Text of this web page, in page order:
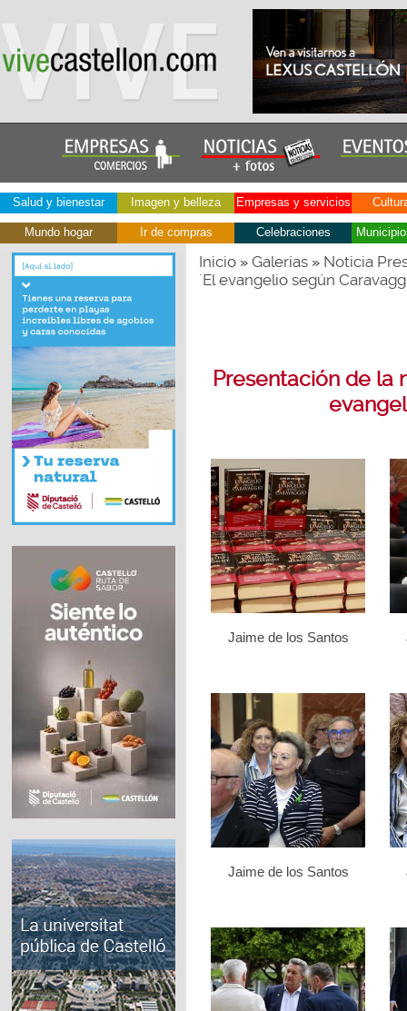
Salud y bienestar Imagen y belleza Empresas y servicios
Mundo hogar Ir de compras Celebraciones
Inicio» Galerías» Noticia
´El evangelio según
Presentación de la
Jaime de los Santos
Jaime de los Santos